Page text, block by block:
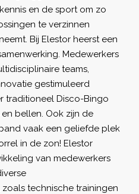
en de sport om zo
te verzinnen
Bij Elestor heerst een
Medewerkers
teams,
gestimuleerd
traditioneel Disco-Bingo
bellen. Ook zijn de
vaak een geliefde plek
in de zon! Elestor
van medewerkers
technische trainingen